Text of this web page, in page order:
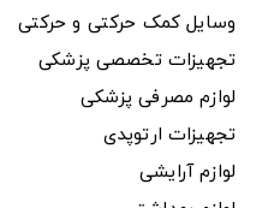
وسایل کمک حرکتی و حرکتی
تجهیزات تخصصی پزشکی
لوازم مصرفی پزشکی
تجهیزات ارتوپدی
لوازم آرایشی